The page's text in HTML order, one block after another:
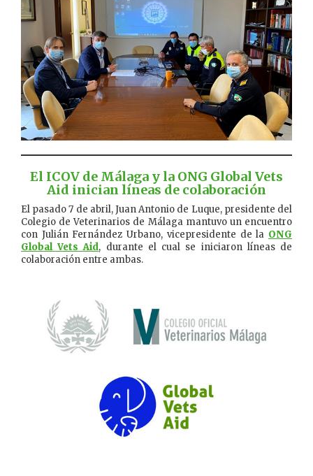
El ICOV de Málaga y la ONG Global Vets
Aid inician líneas de colaboración
El pasado 7 de abril, Juan Antonio de Luque, presidente del
Colegio de Veterinarios de Málaga mantuvo un encuentro
con Julián Fernández Urbano, vicepresidente de la ONG
Global Vets Aid, durante el cual se iniciaron líneas de
colaboración entre ambas.